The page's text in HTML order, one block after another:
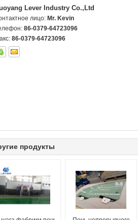
Lever Industry Co.,Ltd
лицо: Mr. Kevin
86-0379-64723096
86-0379-64723096
продукты